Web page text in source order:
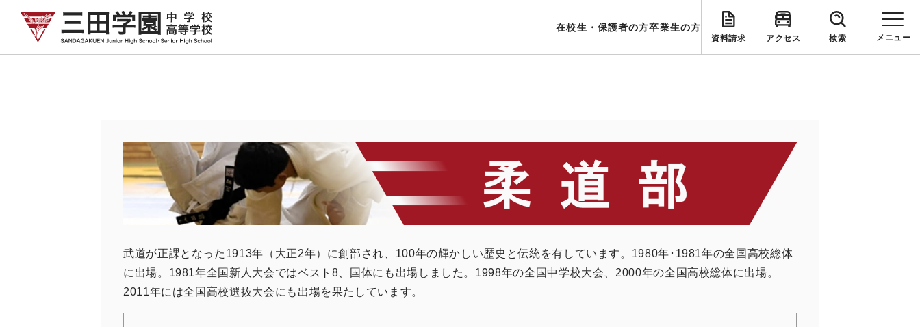
在校生・保護者の方卒業生の方
資料請求 アクセス 検索
武道が正課となった1913年（大正2年）に創部され、100年の輝かしい歴史と伝統を有しています。1980年･1981年の全国高校総体
に出場。1981年全国新人大会ではベスト8、国体にも出場しました。1998年の全国中学校大会、2000年の全国高校総体に出場。
2011年には全国高校選抜大会にも出場を果たしています。